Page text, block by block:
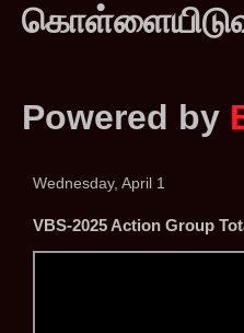
Powered by
Wednesday, April 1
VBS-2025 Action Group